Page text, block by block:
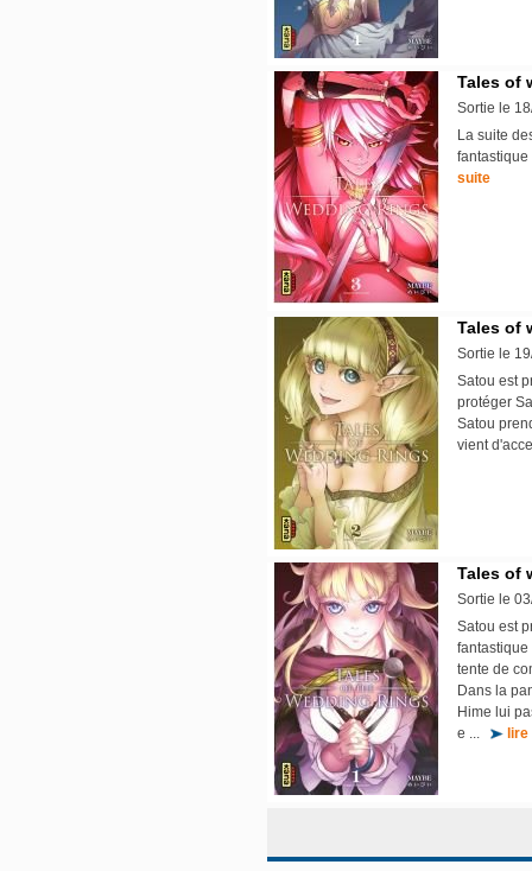
Tales of
Sortie le
La suite
suite
Tales of
Sortie le
Satou est
protéger
Satou
vient
Tales of
Sortie le
Satou est
fantastique
tente de
Dans la
Hime lui
e ...